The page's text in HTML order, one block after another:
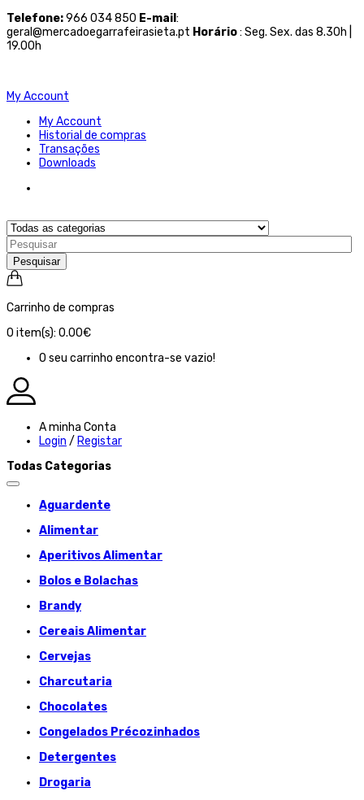
Telefone:966 034 850 E-mail :
geral@mercadoegarrafeirasieta.pt Horário: Seg. Sex. das 8.30h |
19.00h
My Account
My Account
Historial de compras
Transações
Downloads
Pesquisar
Carrinho de compras
0 item(s): 0.00€
O seu carrinho encontra-se vazio!
A minha Conta
Login / Registar
Todas Categorias
Aguardente
Alimentar
Aperitivos Alimentar
Bolos e Bolachas
Brandy
Cereais Alimentar
Cervejas
Charcutaria
Chocolates
Congelados Précozinhados
Detergentes
Drogaria